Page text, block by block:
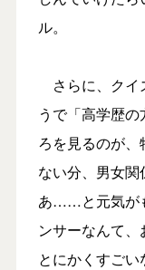
ル。
さらに、クイ
うで「高学歴
ろを見るのが
ない分、男女
あ……と元気が
ンサーなんて、
とにかくすご